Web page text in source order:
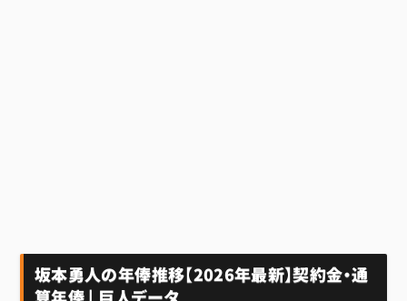
坂本勇人の年俸推移【2026年最新】契約金・通